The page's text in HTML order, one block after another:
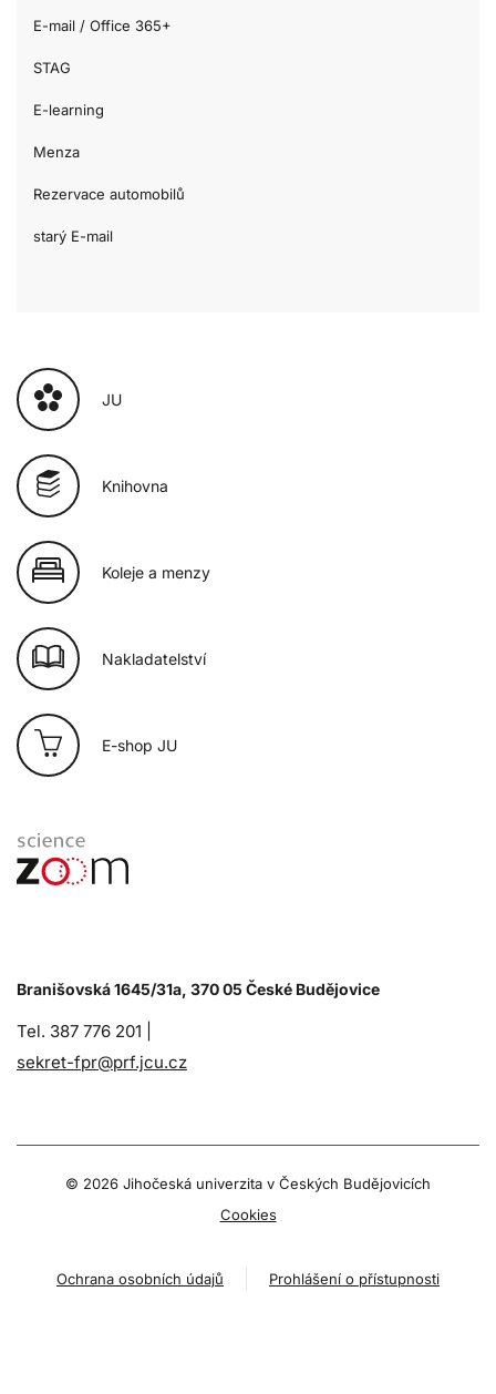
E-mail / Office 365+
STAG
E-learning
Menza
Rezervace automobilů
starý E-mail
JU
Knihovna
Koleje a menzy
Nakladatelství
E-shop JU
Branišovská 1645/31a, 370 05 České Budějovice
Tel. 387 776 201 |
sekret-fpr@prf.jcu.cz
© 2026 Jihočeská univerzita v Českých Budějovicích
Cookies
Ochrana osobních údajů Prohlášení o přístupnosti